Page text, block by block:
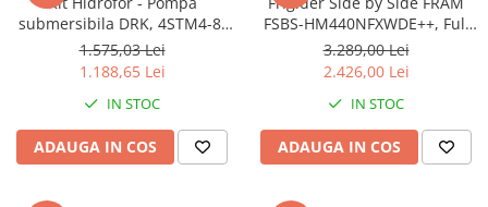
submersibila DRK, 4STM4-8,
putere 1.8 kW, debit 5m3/h, 8
turbine + Vas de expansiune
100 L, racord 5 cai, supapa de
sens, presostat, manometru
1.575,03 Lei
1.188,65 Lei
IN STOC
ADAUGA IN COS
FSBS-HM440NFXWDE++, Full
No Frost, 439 L, Inverter,
Dozator apă, Display Touch,
Clasa E, Aspect Inox
3.289,00 Lei
2.426,00 Lei
IN STOC
ADAUGA IN COS